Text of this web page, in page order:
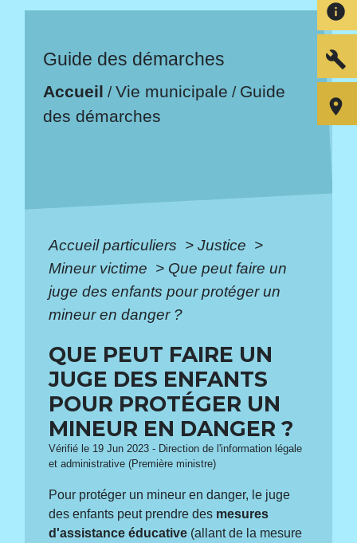
Guide des démarches
Accueil /Vie municipale / Guide
des démarches
Accueil particuliers > Justice >
Mineur victime > Que peut faire un
juge des enfants pour protéger un
mineur en danger ?
QUE PEUT FAIRE UN
JUGE DES ENFANTS
POUR PROTÉGER UN
MINEUR EN DANGER ?
Vérifié le 19 Jun 2023 - Direction de l'information légale
et administrative (Première ministre)
Pour protéger un mineur en danger, le juge
des enfants peut prendre des mesures
d'assistance éducative (allant de la mesure
info
build
room